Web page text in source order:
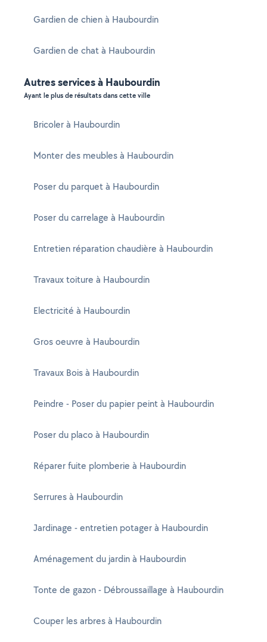
Gardien de chien à Haubourdin
Gardien de chat à Haubourdin
Autres services à Haubourdin
Ayant le plus de résultats dans cette ville
Bricoler à Haubourdin
Monter des meubles à Haubourdin
Poser du parquet à Haubourdin
Poser du carrelage à Haubourdin
Entretien réparation chaudière à Haubourdin
Travaux toiture à Haubourdin
Electricité à Haubourdin
Gros oeuvre à Haubourdin
Travaux Bois à Haubourdin
Peindre - Poser du papier peint à Haubourdin
Poser du placo à Haubourdin
Réparer fuite plomberie à Haubourdin
Serrures à Haubourdin
Jardinage - entretien potager à Haubourdin
Aménagement du jardin à Haubourdin
Tonte de gazon - Débroussaillage à Haubourdin
Couper les arbres à Haubourdin